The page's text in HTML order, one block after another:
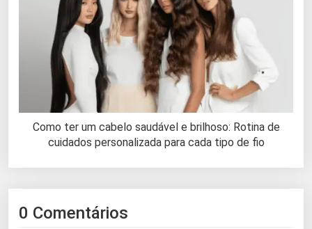
Como ter um cabelo saudável e brilhoso: Rotina de
cuidados personalizada para cada tipo de fio
0 Comentários